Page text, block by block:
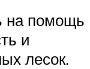
на помощь
и
лесок.